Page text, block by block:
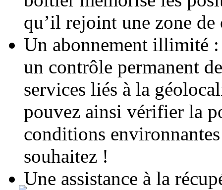
qu’il rejoint une zone de
Un abonnement illimité
un contrôle permanent
services liés à la
pouvez ainsi vérifier la
conditions
souhaitez !
Une assistance à la